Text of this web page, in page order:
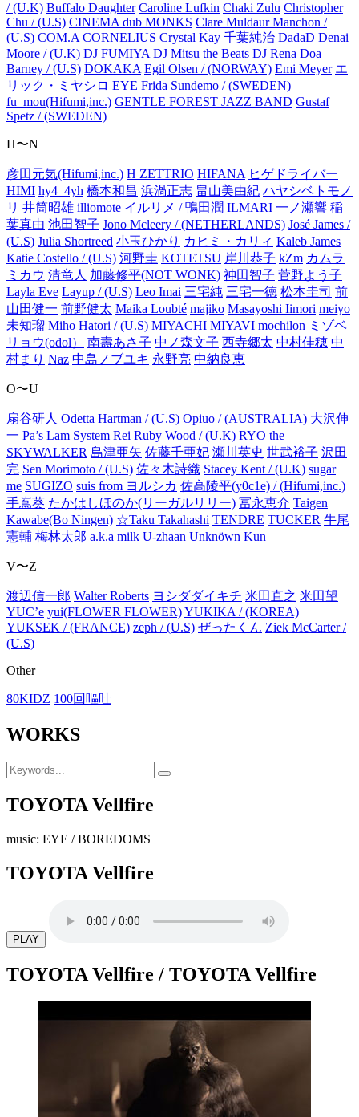
/ (U.K) Buffalo Daughter Caroline Lufkin Chaki Zulu Christopher
Chu / (U.S) CINEMA dub MONKS Clare Muldaur Manchon /
(U.S) COM.A CORNELIUS Crystal Kay 千葉純治 DadaD Denai
Moore / (U.K) DJ FUMIYA DJ Mitsu the Beats DJ Rena Doa
Barney / (U.S) DOKAKA Egil Olsen / (NORWAY) Emi Meyer エ
リック・ミヤシロ EYE Frida Sundemo / (SWEDEN)
fu_mou(Hifumi,inc.) GENTLE FOREST JAZZ BAND Gustaf
Spetz / (SWEDEN)
H〜N
彦田元気(Hifumi,inc.) H ZETTRIO HIFANA ヒゲドライバー
HIMI hy4_4yh 橋本和昌 浜渦正志 畠山美由紀 ハヤシベトモノ
リ 井筒昭雄 illiomote イルリメ / 鴨田潤 ILMARI 一ノ瀬響 稲
葉真由 池田智子 Jono Mcleery / (NETHERLANDS) José James /
(U.S) Julia Shortreed 小玉ひかり カヒミ・カリィ Kaleb James
Katie Costello / (U.S) 河野圭 KOTETSU 岸川恭子 kZm カムラ
ミカウ 清竜人 加藤修平(NOT WONK) 神田智子 菅野よう子
Layla Eve Layup / (U.S) Leo Imai 三宅純 三宅一徳 松本圭司 前
山田健一 前野健太 Maika Loubté majiko Masayoshi Iimori meiyo
未知瑠 Miho Hatori / (U.S) MIYACHI MIYAVI mochilon ミゾベ
リョウ(odol）
南壽あさ子 中ノ森文子 西寺郷太 中村佳穂 中
村まり Naz 中島ノブユキ 永野亮 中納良恵
O〜U
扇谷研人 Odetta Hartman / (U.S) Opiuo / (AUSTRALIA) 大沢伸
一 Pa’s Lam System Rei Ruby Wood / (U.K) RYO the
SKYWALKER 島津亜矢 佐藤千亜妃 瀬川英史 世武裕子 沢田
完 Sen Morimoto / (U.S) 佐々木詩織 Stacey Kent / (U.K) sugar
me SUGIZO suis from ヨルシカ 佐高陵平(y0c1e) / (Hifumi,inc.)
手嶌葵 たかはしほのか(リーガルリリー) 冨永恵介 Taigen
Kawabe(Bo Ningen) ☆Taku Takahashi TENDRE TUCKER 牛尾
憲輔 梅林太郎 a.k.a milk U-zhaan Unknöwn Kun
V〜Z
渡辺信一郎 Walter Roberts ヨシダダイキチ 米田直之 米田望
YUC’e yui(FLOWER FLOWER)YUKIKA / (KOREA)
YUKSEK / (FRANCE) zeph / (U.S) ぜったくん Ziek McCarter /
(U.S)
Other
80KIDZ 100回嘔吐
WORKS
TOYOTA Vellfire
music: EYE / BOREDOMS
TOYOTA Vellfire
PLAY
TOYOTA Vellfire / TOYOTA Vellfire